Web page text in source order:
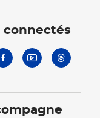
connectés